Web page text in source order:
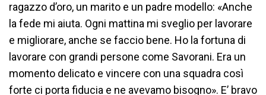
ragazzo d’oro, un marito e un padre modello: «Anche
la fede mi aiuta. Ogni mattina mi sveglio per lavorare
e migliorare, anche se faccio bene. Ho la fortuna di
lavorare con grandi persone come Savorani. Era un
momento delicato e vincere con una squadra così
forte ci porta fiducia e ne avevamo bisogno». E’ bravo